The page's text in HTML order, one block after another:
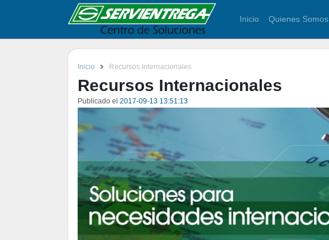
Inicio Quienes Somos
Inicio Recursos Internacionales
Recursos Internacionales
Publicado el 2017-09-13 13:51:13